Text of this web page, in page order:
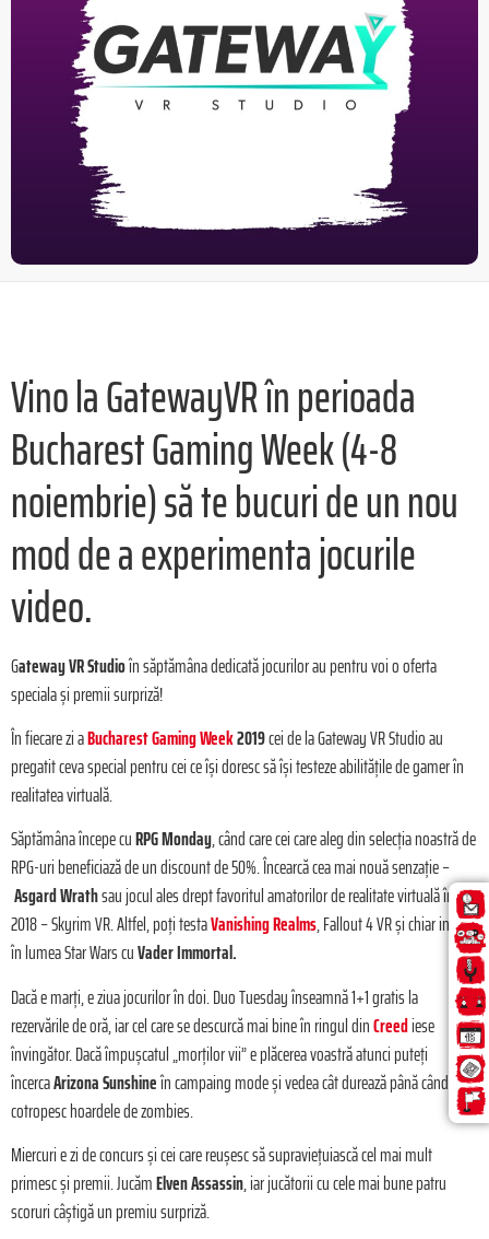
Vino la GatewayVR în perioada
Bucharest Gaming Week (4-8
noiembrie) să te bucuri de un nou
mod de a experimenta jocurile
video.
Gateway VR Studioîn săptămâna dedicată jocurilor au pentru voi o oferta
speciala şi premii surpriză!
În fiecare zi aBucharest Gaming Week2019cei de la Gateway VR Studio au
pregatit ceva special pentru cei ce îşi doresc să îşi testeze abilităţile de gamer în
realitatea virtuală.
Săptămâna începe cuRPG Monday, când care cei care aleg din selecţia noastră de
RPG-uri beneficiază de un discount de 50%. Încearcă cea mai nouă senzaţie –
Asgard Wrathsau jocul ales drept favoritul amatorilor de realitate virtuală în
2018 – Skyrim VR. Altfel, poţi testaVanishing Realms, Fallout 4 VR şi chiar intra
în lumea Star Wars cuVader Immortal.
Dacă e marţi, e ziua jocurilor în doi. Duo Tuesday înseamnă 1+1 gratis la
rezervările de oră, iar cel care se descurcă mai bine în ringul dinCreediese
învingător. Dacă împuşcatul „morţilor vii” e plăcerea voastră atunci puteţi
încercaArizona Sunshineîn campaing mode şi vedea cât durează până când va
cotropesc hoardele de zombies.
Miercuri e zi de concurs şi cei care reuşesc să supravieţuiască cel mai mult
primesc şi premii. JucămElven Assassin, iar jucătorii cu cele mai bune patru
scoruri câştigă un premiu surpriză.